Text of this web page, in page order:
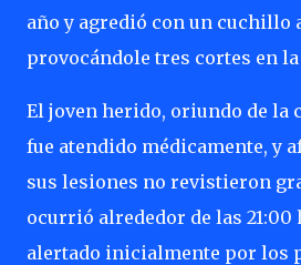
año y agredió con un cuchillo
provocándole tres cortes en
El joven herido, oriundo de la
fue atendido médicamente, y
sus lesiones no revistieron
ocurrió alrededor de las 21:00
alertado inicialmente por los